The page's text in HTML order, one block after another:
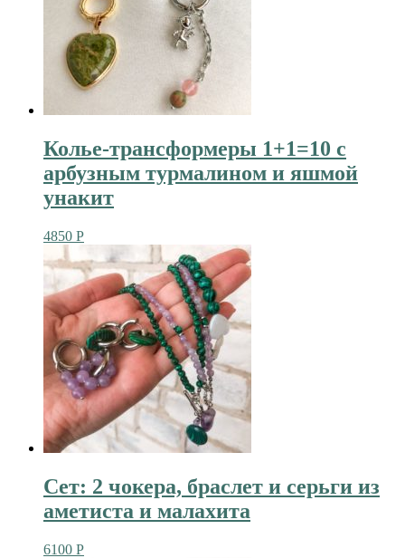
Колье-трансформеры 1+1=10 с
арбузным турмалином и яшмой
унакит
4850 Р
Сет: 2 чокера, браслет и серьги из
аметиста и малахита
6100 Р